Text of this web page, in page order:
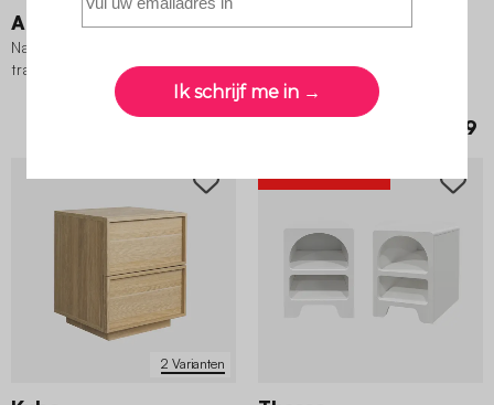
Aretha
Nachtkastje met houtdecor en
travertin-effect 1 lade
Ayana
lades
€ 69,99
2 Varianten